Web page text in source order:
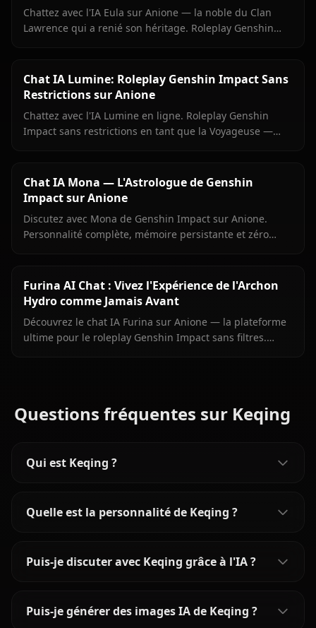
Chattez avec l'IA Eula sur Anione — la noble du Clan
Lawrence qui a renié son héritage. Roleplay Genshin
Chat IA Lumine: Roleplay Genshin Impact Sans
Restrictions sur Anione
Chattez avec l'IA Lumine en ligne. Roleplay Genshin
Impact sans restrictions en tant que la Voyageuse —
Chat IA Mona — L'Astrologue de Genshin
Impact sur Anione
Discutez avec Mona de Genshin Impact sur Anione.
Personnalité complète, mémoire persistante et zéro
Furina AI Chat : Vivez l'Expérience de l'Archon
Hydro comme Jamais Avant
Découvrez le chat IA Furina sur Anione — la plateforme
ultime pour le roleplay Genshin Impact sans filtres.
Questions fréquentes sur Keqing
Qui est Keqing ?
Quelle est la personnalité de Keqing ?
Puis-je discuter avec Keqing grâce à l'IA ?
Puis-je générer des images IA de Keqing ?